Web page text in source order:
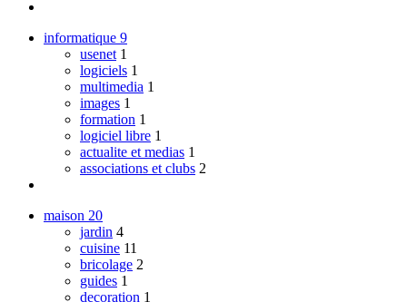
informatique 9
usenet 1
logiciels 1
multimedia 1
images 1
formation 1
logiciel libre 1
actualite et medias 1
associations et clubs 2
maison 20
jardin 4
cuisine 11
bricolage 2
guides 1
decoration 1